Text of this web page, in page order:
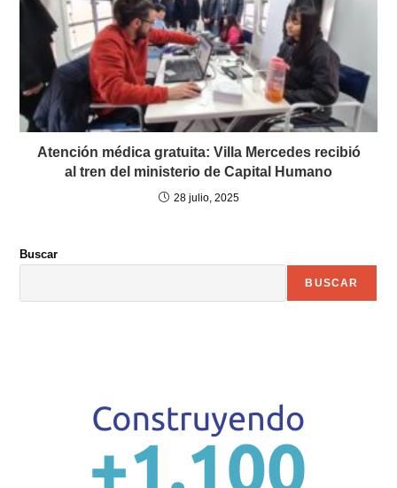
Atención médica gratuita: Villa Mercedes recibió
al tren del ministerio de Capital Humano
28 julio, 2025
Buscar
BUSCAR